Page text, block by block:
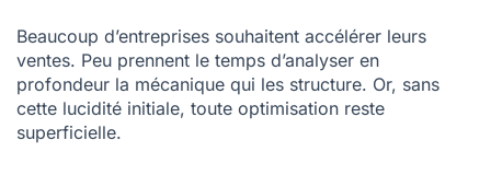
Beaucoup d’entreprises souhaitent accélérer leurs
ventes. Peu prennent le temps d’analyser en
profondeur la mécanique qui les structure. Or, sans
cette lucidité initiale, toute optimisation reste
superficielle.